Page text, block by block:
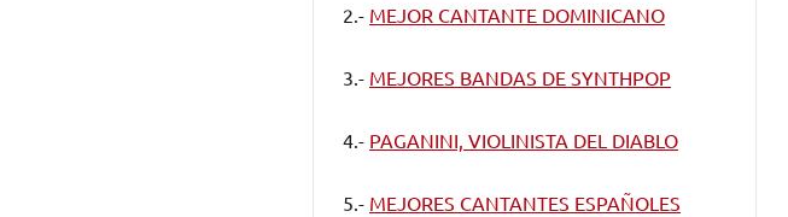
2.- MEJOR CANTANTE DOMINICANO
3.- MEJORES BANDAS DE SYNTHPOP
4.- PAGANINI, VIOLINISTA DEL DIABLO
5.- MEJORES CANTANTES ESPAÑOLES